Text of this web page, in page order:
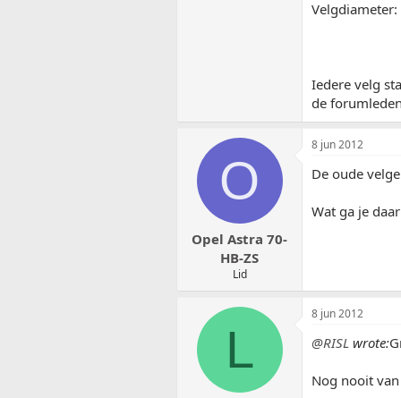
Iedere velg
de
O
Opel Astra 70-
HB-ZS
Lid
8 jun 2012
De oude
Wat ga je
L
8 jun 2012
@RISL wrote:
Nog nooit